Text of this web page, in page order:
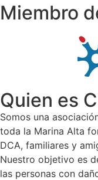
Miembro
Quien es
Somos una
toda la Marina Alta
DCA, familiares y
Nuestro objetivo es
las personas con